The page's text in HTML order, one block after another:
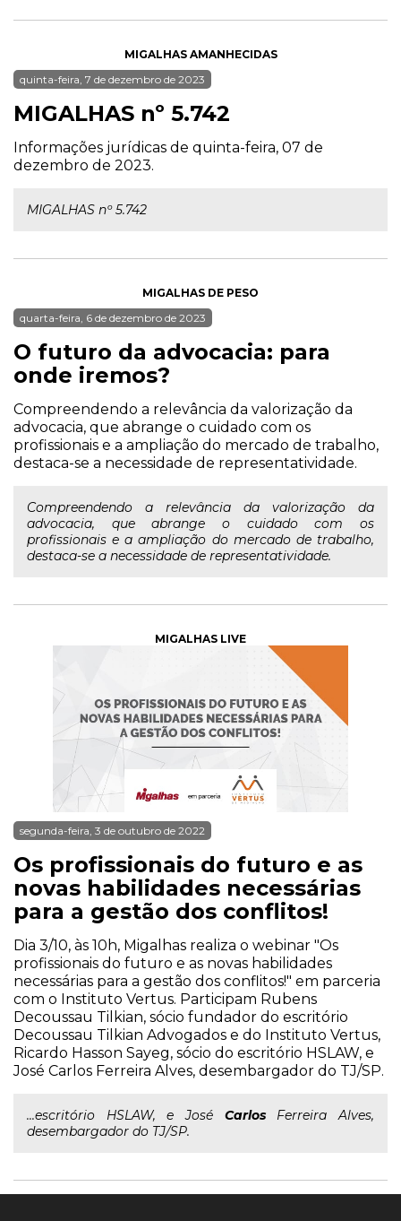
MIGALHAS AMANHECIDAS
quinta-feira, 7 de dezembro de 2023
MIGALHAS nº 5.742
Informações jurídicas de quinta-feira, 07 de
dezembro de 2023.
MIGALHAS nº 5.742
MIGALHAS DE PESO
quarta-feira, 6 de dezembro de 2023
O futuro da advocacia: para
onde iremos?
Compreendendo a relevância da valorização da
advocacia, que abrange o cuidado com os
profissionais e a ampliação do mercado de trabalho,
destaca-se a necessidade de representatividade.
Compreendendo a relevância da valorização da
advocacia, que abrange o cuidado com os
profissionais e a ampliação do mercado de trabalho,
destaca-se a necessidade de representatividade.
MIGALHAS LIVE
segunda-feira, 3 de outubro de 2022
Os profissionais do futuro e as
novas habilidades necessárias
para a gestão dos conflitos!
Dia 3/10, às 10h, Migalhas realiza o webinar "Os
profissionais do futuro e as novas habilidades
necessárias para a gestão dos conflitos!" em parceria
com o Instituto Vertus. Participam Rubens
Decoussau Tilkian, sócio fundador do escritório
Decoussau Tilkian Advogados e do Instituto Vertus,
Ricardo Hasson Sayeg, sócio do escritório HSLAW, e
José Carlos Ferreira Alves, desembargador do TJ/SP.
...escritório HSLAW, e José CarlosFerreira Alves,
desembargador do TJ/SP.